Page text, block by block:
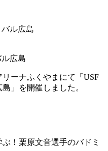
広島
ーナふくやまにて「USF
」を開催しました。